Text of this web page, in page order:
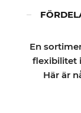
En
flexibilitet
Här är